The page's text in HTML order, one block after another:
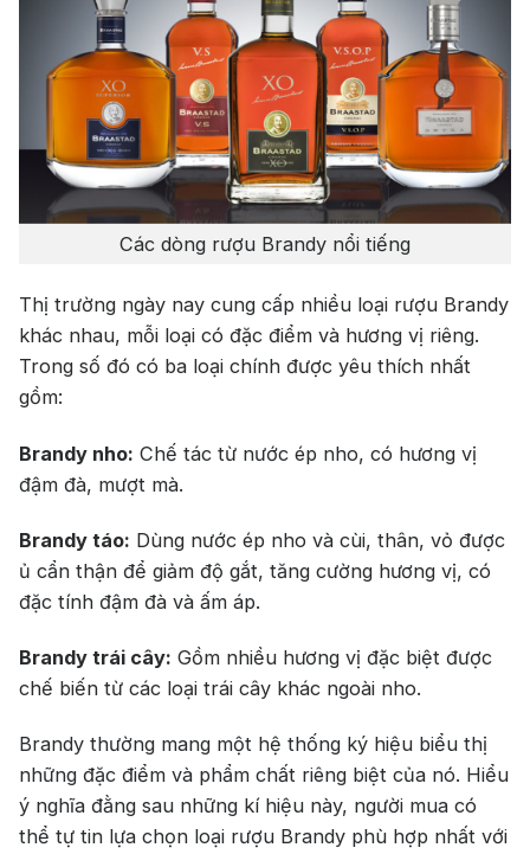
Các dòng rượu Brandy nổi tiếng
Thị trường ngày nay cung cấp nhiều loại rượu Brandy
khác nhau, mỗi loại có đặc điểm và hương vị riêng.
Trong số đó có ba loại chính được yêu thích nhất
gồm:
Brandy nho: Chế tác từ nước ép nho, có hương vị
đậm đà, mượt mà.
Brandy táo: Dùng nước ép nho và cùi, thân, vỏ được
ủ cẩn thận để giảm độ gắt, tăng cường hương vị, có
đặc tính đậm đà và ấm áp.
Brandy trái cây: Gồm nhiều hương vị đặc biệt được
chế biến từ các loại trái cây khác ngoài nho.
Brandy thường mang một hệ thống ký hiệu biểu thị
những đặc điểm và phẩm chất riêng biệt của nó. Hiểu
ý nghĩa đằng sau những kí hiệu này, người mua có
thể tự tin lựa chọn loại rượu Brandy phù hợp nhất với